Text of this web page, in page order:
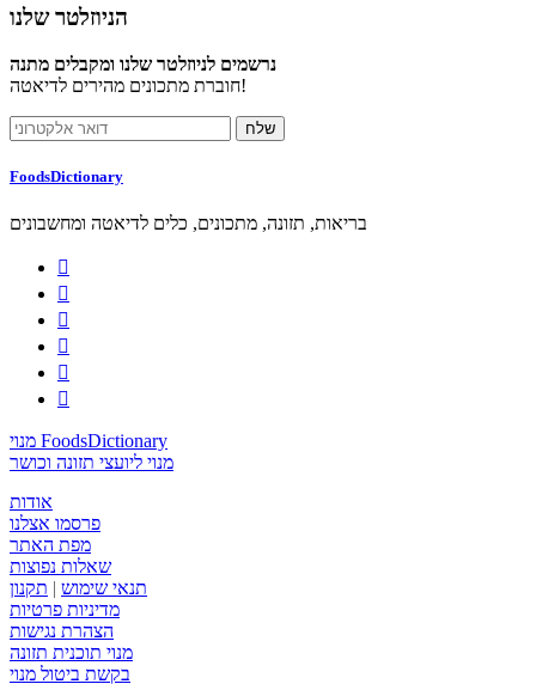
הניוזלטר שלנו
נרשמים לניוזלטר שלנו ומקבלים מתנה
חוברת מתכונים מהירים לדיאטה!
FoodsDictionary
בריאות, תזונה, מתכונים, כלים לדיאטה ומחשבונים






מנוי FoodsDictionary
מנוי ליועצי תזונה וכושר
אודות
פרסמו אצלנו
מפת האתר
שאלות נפוצות
תנאי שימוש | תקנון
מדיניות פרטיות
הצהרת נגישות
מנוי תוכנית תזונה
בקשת ביטול מנוי